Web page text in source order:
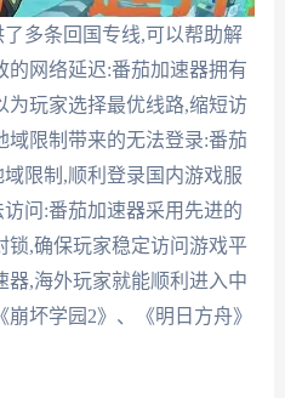
多条回国专线,可以帮助解
的网络延迟:番茄加速器拥有
为玩家选择最优线路,缩短访
域限制带来的无法登录:番茄
限制,顺利登录国内游戏服
问:番茄加速器采用先进的
锁,确保玩家稳定访问游戏平
器,海外玩家就能顺利进入中
坏学园2》、《明日方舟》